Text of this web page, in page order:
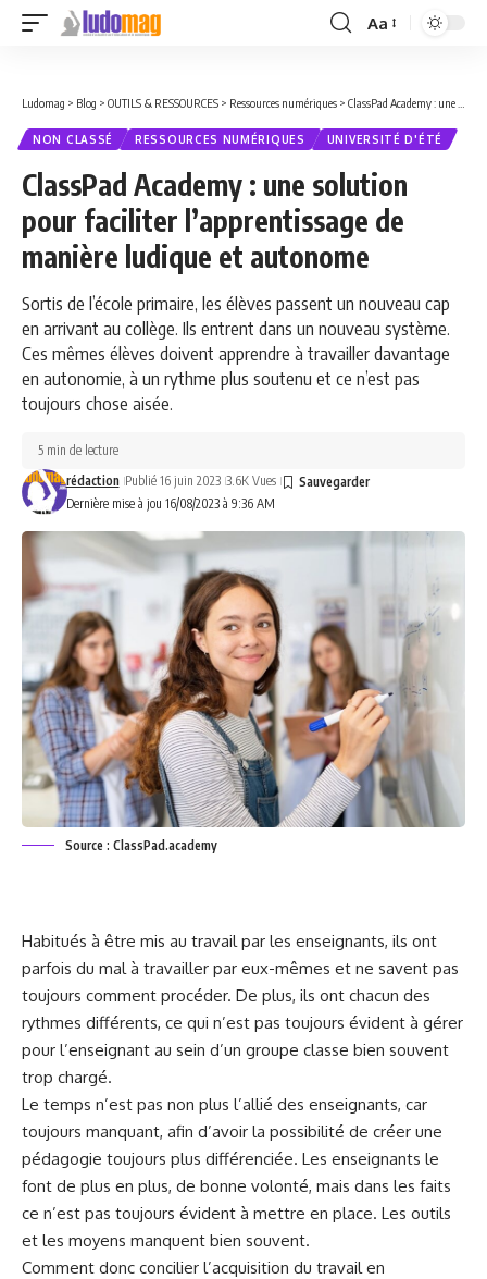
Font
Aa
Ludomag > Blog > OUTILS & RESSOURCES > Ressources numériques > ClassPad Academy : une solution pour faciliter l’apprentissage de manière ludique et autonome
NON CLASSÉ RESSOURCES NUMÉRIQUES UNIVERSITÉ D'ÉTÉ
ClassPad Academy : une solution
pour faciliter l’apprentissage de
manière ludique et autonome
Sortis de l’école primaire, les élèves passent un nouveau cap
en arrivant au collège. Ils entrent dans un nouveau système.
Ces mêmes élèves doivent apprendre à travailler davantage
en autonomie, à un rythme plus soutenu et ce n’est pas
toujours chose aisée.
Dernière mise à jou 16/08/2023 à 9:36 AM
rédaction Publié 16 juin 2023 3.6K Vues
5 min de lecture
Source : ClassPad.academy
Habitués à être mis au travail par les enseignants, ils ont
parfois du mal à travailler par eux-mêmes et ne savent pas
toujours comment procéder. De plus, ils ont chacun des
rythmes différents, ce qui n’est pas toujours évident à gérer
pour l’enseignant au sein d’un groupe classe bien souvent
trop chargé.
Le temps n’est pas non plus l’allié des enseignants, car
toujours manquant, afin d’avoir la possibilité de créer une
pédagogie toujours plus différenciée. Les enseignants le
font de plus en plus, de bonne volonté, mais dans les faits
ce n’est pas toujours évident à mettre en place. Les outils
et les moyens manquent bien souvent.
Comment donc concilier l’acquisition du travail en